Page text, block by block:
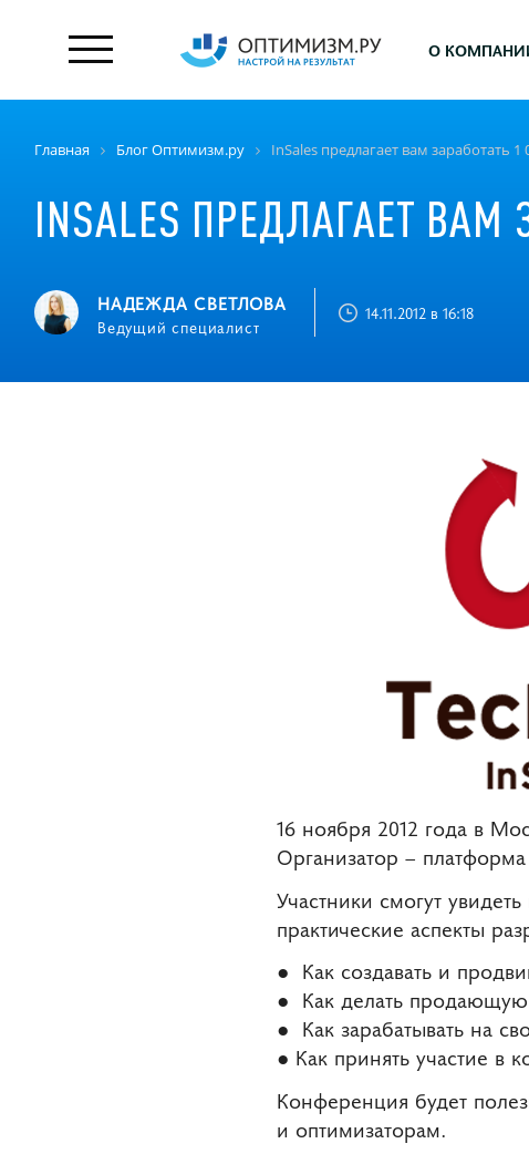
О
Главная Блог Оптимизм.ру InSales предлагает вам заработать 1
INSALES ПРЕДЛАГАЕТ ВАМ
НАДЕЖДА СВЕТЛОВА
Ведущий специалист
14.11.2012 в 16:18
16 ноября 2012 года в
Организатор –
Участники смогут
практические аспекты
● Как создавать и
● Как делать продающую
● Как зарабатывать на
● Как принять участие в
Конференция будет
и оптимизаторам.